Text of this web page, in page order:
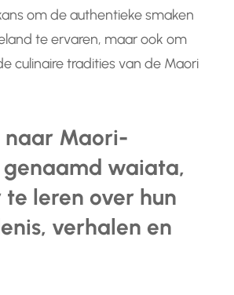
om de authentieke smaken
te ervaren, maar ook om
culinaire tradities van de Maori
naar Maori-
waiata,
leren over hun
verhalen en